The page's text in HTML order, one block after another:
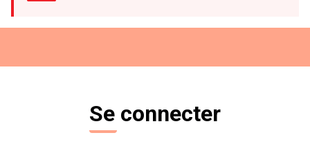
Se connecter